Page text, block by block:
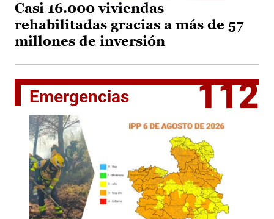
Casi 16.000 viviendas
rehabilitadas gracias a más de 57
millones de inversión
Emergencias 112